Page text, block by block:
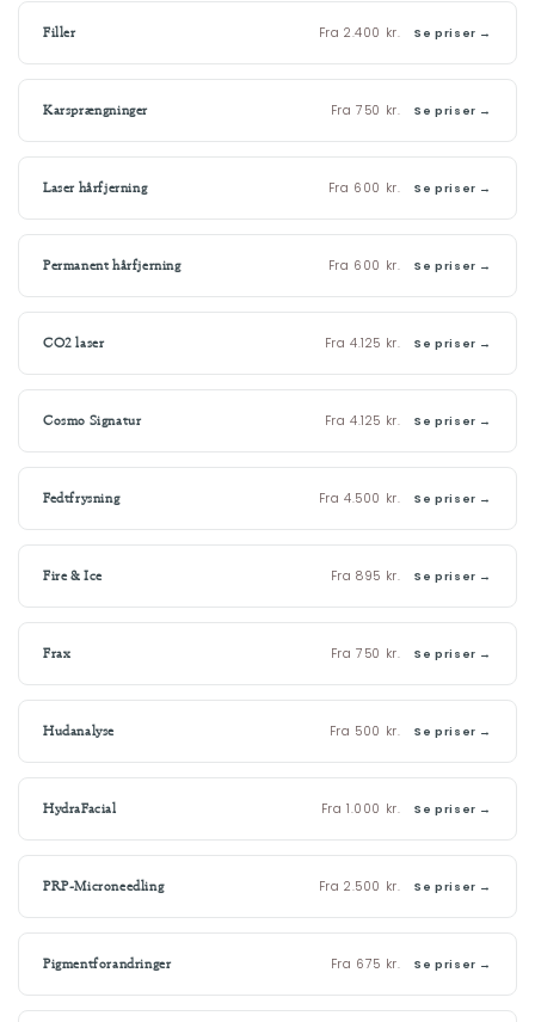
Filler Fra 2.400 kr. Se priser →
Karsprængninger Fra 750 kr. Se priser →
Laser hårfjerning Fra 600 kr. Se priser →
Permanent hårfjerning Fra 600 kr. Se priser →
CO2 laser Fra 4.125 kr. Se priser →
Cosmo Signatur Fra 4.125 kr. Se priser →
Fedtfrysning Fra 4.500 kr. Se priser →
Fire & Ice Fra 895 kr. Se priser →
Frax Fra 750 kr. Se priser →
Hudanalyse Fra 500 kr. Se priser →
HydraFacial Fra 1.000 kr. Se priser →
PRP-Microneedling Fra 2.500 kr. Se priser →
Pigmentforandringer Fra 675 kr. Se priser →